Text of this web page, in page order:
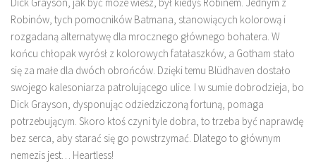
Robinów, tych pomocników Batmana, stanowiących kolorową i
rozgadaną alternatywę dla mrocznego głównego bohatera. W
końcu chłopak wyrósł z kolorowych fatałaszków, a Gotham stało
się za małe dla dwóch obrońców. Dzięki temu Blüdhaven dostało
swojego kalesoniarza patrolującego ulice. I w sumie dobrodzieja, bo
Dick Grayson, dysponując odziedziczoną fortuną, pomaga
potrzebującym. Skoro ktoś czyni tyle dobra, to trzeba być naprawdę
bez serca, aby starać się go powstrzymać. Dlatego to głównym
nemezis jest… Heartless!